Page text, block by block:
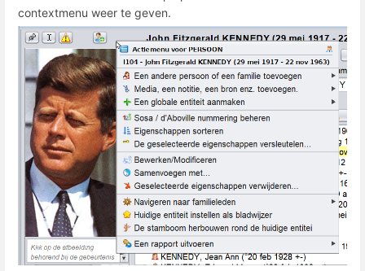
contextmenu weer te geven.